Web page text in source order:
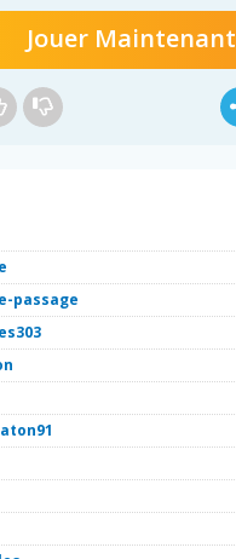
Jouer Maintenant
passage